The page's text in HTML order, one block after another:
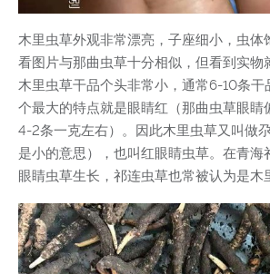
木里虫草外观非常漂亮，子座细小，虫体
看图片与那曲虫草十分相似，但看到实物
木里虫草干品个头非常小，通常6-10条干
个最大的特点就是眼睛红（那曲虫草眼睛
4-2条一克左右）。因此木里虫草又叫做
是小的意思），也叫红眼睛虫草。在青海
眼睛虫草生长，祁连虫草也常被认为是木